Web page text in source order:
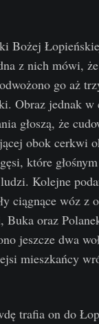
Bożej
z nich mówi,
go aż
Obraz jednak w
głoszą, że
obok cerkwi
które
Kolejne
ciągnące wóz z
oraz
jeszcze dwa
mieszkańcy
trafia on do